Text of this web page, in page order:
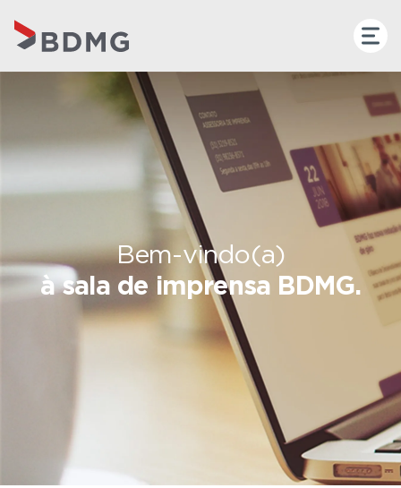
Bem-vindo(a)
à sala de imprensa BDMG.